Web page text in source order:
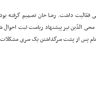
داشت. رضا خان تصمیم گرفته
محى الدّین نیز پیشنهاد ریاست ثبت
پس از پشت سرگذاشتن یک سرى مشکلات